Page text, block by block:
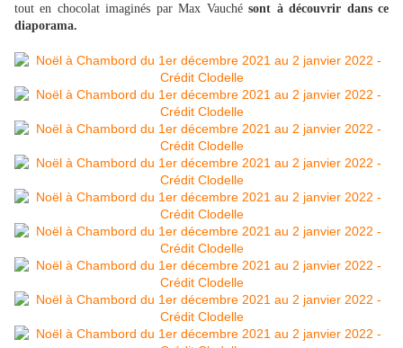
tout en chocolat imaginés par Max Vauchésont à découvrir dans ce
diaporama.